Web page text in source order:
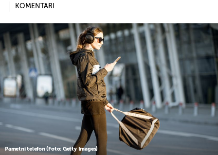
KOMENTARI
Pametni telefon (Foto: Getty Images)